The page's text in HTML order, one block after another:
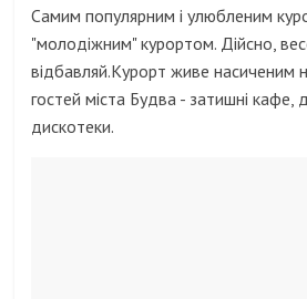
Самим популярним і улюбленим
"молодіжним" курортом. Дійсно,
відбавляй.Курорт живе насиченим
гостей міста Будва - затишні кафе,
дискотеки.